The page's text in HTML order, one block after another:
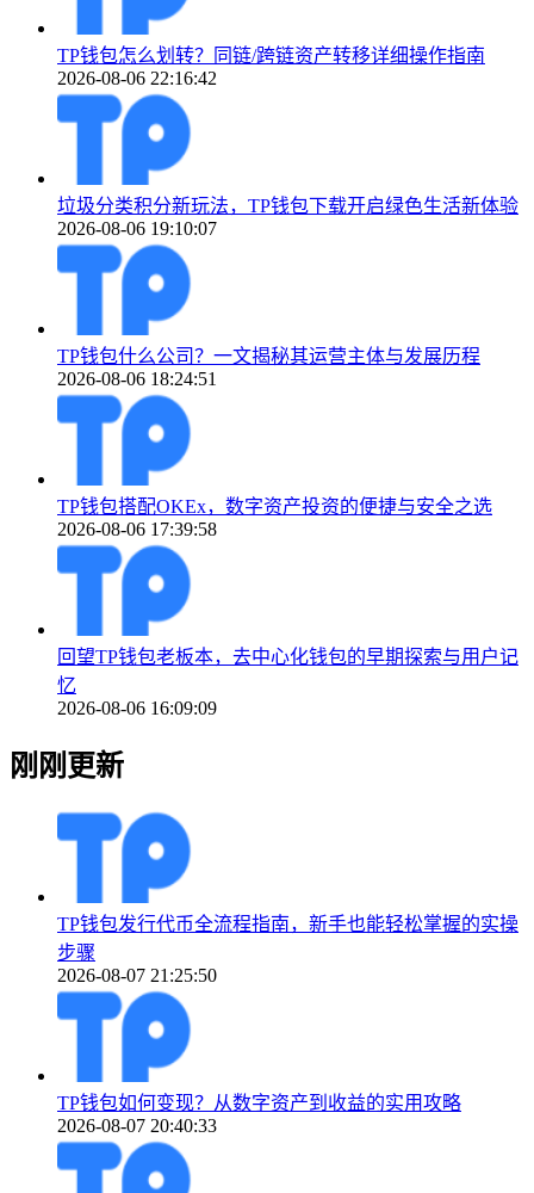
TP钱包怎么划转？同链/跨链资产转移详细操作指南
2026-08-06 22:16:42
垃圾分类积分新玩法，TP钱包下载开启绿色生活新体验
2026-08-06 19:10:07
TP钱包什么公司？一文揭秘其运营主体与发展历程
2026-08-06 18:24:51
TP钱包搭配OKEx，数字资产投资的便捷与安全之选
2026-08-06 17:39:58
回望TP钱包老板本，去中心化钱包的早期探索与用户记
忆
2026-08-06 16:09:09
刚刚更新
TP钱包发行代币全流程指南，新手也能轻松掌握的实操
步骤
2026-08-07 21:25:50
TP钱包如何变现？从数字资产到收益的实用攻略
2026-08-07 20:40:33